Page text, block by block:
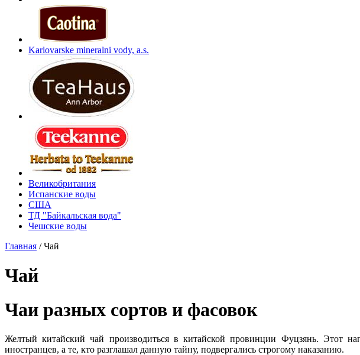
Karlovarske mineralni vody, a.s.
Великобритания
Испанские воды
США
ТД "Байкальская вода"
Чешские воды
Главная /Чай
Чай
Чаи разных сортов и фасовок
Желтый китайский чай производиться в китайской провинции Фуцзянь. Этот
иностранцев, а те, кто разглашал данную тайну, подвергались строгому наказанию.